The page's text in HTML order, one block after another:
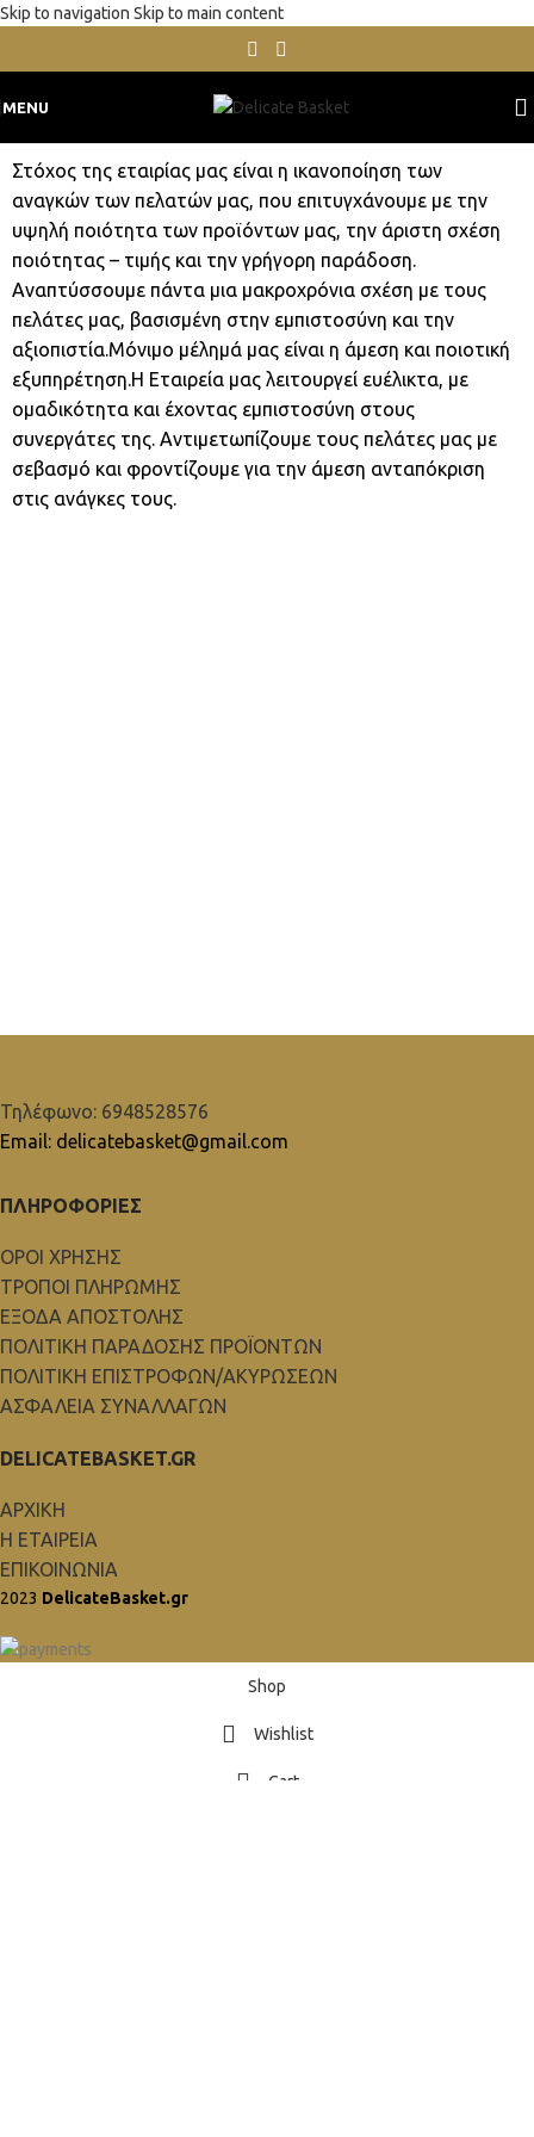
Skip to navigation Skip to main content
MENU
Στόχος της εταιρίας μας είναι η ικανοποίηση των
αναγκών των πελατών μας, που επιτυγχάνουμε με την
υψηλή ποιότητα των προϊόντων μας, την άριστη σχέση
ποιότητας – τιμής και την γρήγορη παράδοση.
Αναπτύσσουμε πάντα μια μακροχρόνια σχέση με τους
πελάτες μας, βασισμένη στην εμπιστοσύνη και την
αξιοπιστία.Μόνιμο μέλημά μας είναι η άμεση και ποιοτική
εξυπηρέτηση.Η Εταιρεία μας λειτουργεί ευέλικτα, με
ομαδικότητα και έχοντας εμπιστοσύνη στους
συνεργάτες της. Αντιμετωπίζουμε τους πελάτες μας με
σεβασμό και φροντίζουμε για την άμεση ανταπόκριση
στις ανάγκες τους.
Τηλέφωνο: 6948528576
Email: delicatebasket@gmail.com
ΠΛΗΡΟΦΟΡΙΕΣ
ΟΡΟΙ ΧΡΗΣΗΣ
ΤΡΟΠΟΙ ΠΛΗΡΩΜΗΣ
ΕΞΟΔΑ ΑΠΟΣΤΟΛΗΣ
ΠΟΛΙΤΙΚΗ ΠΑΡΑΔΟΣΗΣ ΠΡΟΪΟΝΤΩΝ
ΠΟΛΙΤΙΚΗ ΕΠΙΣΤΡΟΦΩΝ/ΑΚΥΡΩΣΕΩΝ
ΑΣΦΑΛΕΙΑ ΣΥΝΑΛΛΑΓΩΝ
DELICATEBASKET.GR
ΑΡΧΙΚΗ
Η ΕΤΑΙΡΕΙΑ
ΕΠΙΚΟΙΝΩΝΙΑ
2023 DelicateBasket.gr
Shop
Wishlist
Cart